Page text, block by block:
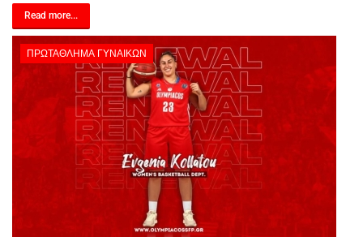
Read more...
ΠΡΩΤΆΘΛΗΜΑ ΓΥΝΑΙΚΏΝ